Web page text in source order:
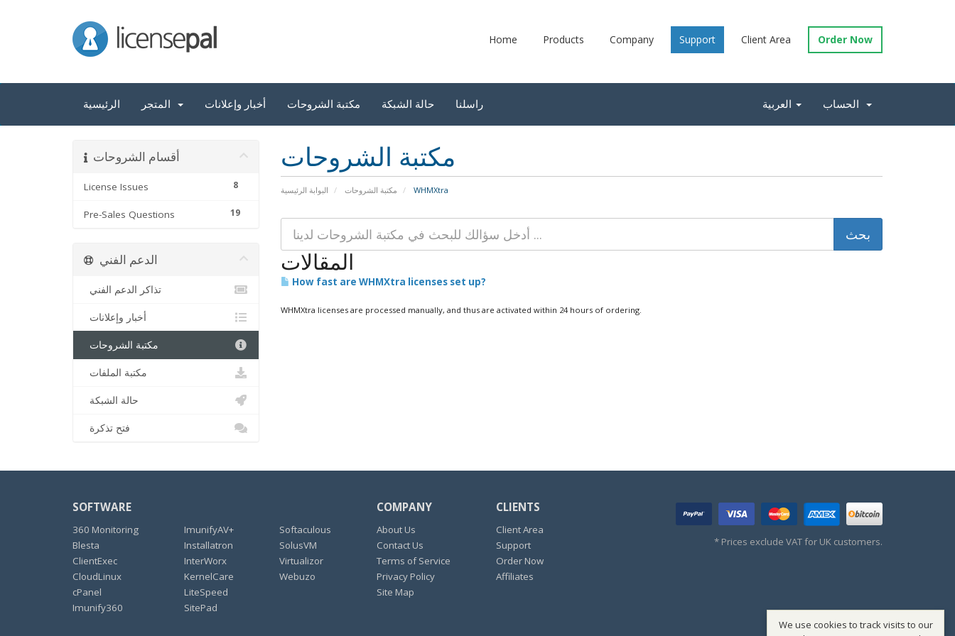
We use cookies to track visits to our
LicensePal Home Products Company Support Client Area Order Now
الرئيسية أخبار وإعلانات مكتبة الشروحات حالة الشبكة راسلنا
مكتبة الشروحات
البوابة الرئيسية مكتبة الشروحات WHMXtra
أقسام الشروحات
8
License Issues
19
Pre-Sales Questions
المقالات
How fast are WHMXtra licenses set up?
WHMXtra licenses are processed manually, and thus are activated within 24 hours of ordering.
الدعم الفني
تذاكر الدعم الفني
أخبار وإعلانات
مكتبة الشروحات
مكتبة الملفات
حالة الشبكة
فتح تذكرة
SOFTWARE
360 Monitoring
Blesta
ClientExec
CloudLinux
cPanel
Imunify360
ImunifyAV+
Installatron
InterWorx
KernelCare
LiteSpeed
SitePad
Softaculous
SolusVM
Virtualizor
Webuzo
COMPANY
About Us
Contact Us
Terms of Service
Privacy Policy
Site Map
CLIENTS
Client Area
Support
Order Now
Affiliates
* Prices exclude VAT for UK customers.